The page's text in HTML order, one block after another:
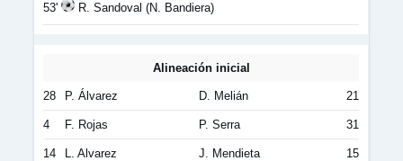
53' R. Sandoval (N. Bandiera)
Alineación inicial
28 P. Álvarez D. Melián 21
4 F. Rojas P. Serra 31
14 L. Alvarez J. Mendieta 15